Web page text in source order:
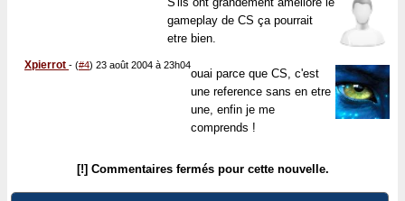
gameplay de CS ça pourrait
etre bien.
Xpierrot - (#4) 23 août 2004 à 23h04
ouai parce que CS, c'est
une reference sans en etre
une, enfin je me
comprends !
[!] Commentaires fermés pour cette nouvelle.